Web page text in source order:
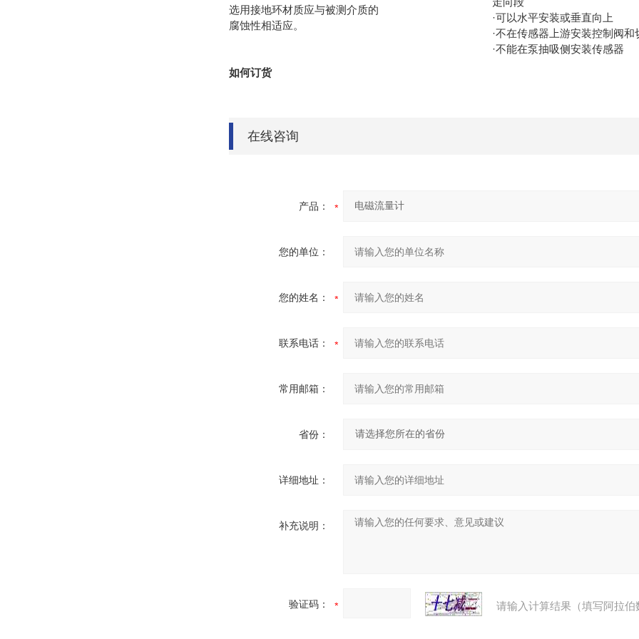
选用接地环材质应与被测介质的
腐蚀性相适应。
·可以水平安装或垂直向上
·不在传感器上游安装控制阀和
·不能在泵抽吸侧安装传感器
如何订货
在线咨询
产品：
您的单位：
您的姓名：
联系电话：
常用邮箱：
省份：
详细地址：
补充说明：
验证码： 请输入计算结果（填写阿拉